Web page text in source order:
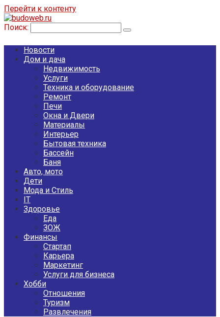
Перейти к контенту
Поиск:
Новости
Дом и дача
Недвижимость
Услуги
Техника и оборудование
Ремонт
Печи
Окна и Двери
Материалы
Интерьер
Бытовая техника
Бассейн
Баня
Авто, мото
Дети
Мода и Стиль
IT
Здоровье
Еда
ЗОЖ
Финансы
Стартап
Карьера
Маркетинг
Услуги для бизнеса
Хобби
Отношения
Туризм
Развлечения